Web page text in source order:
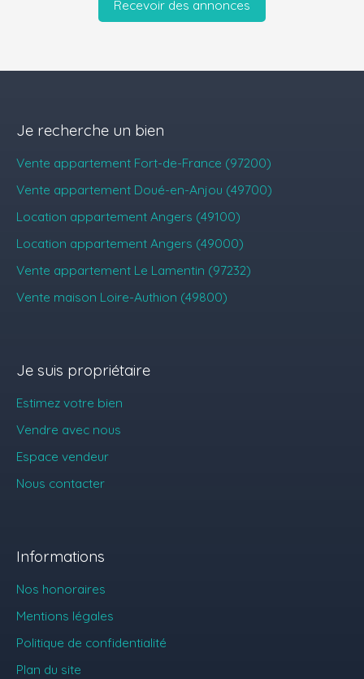
Recevoir des annonces
Je recherche un bien
Vente appartement Fort-de-France (97200)
Vente appartement Doué-en-Anjou (49700)
Location appartement Angers (49100)
Location appartement Angers (49000)
Vente appartement Le Lamentin (97232)
Vente maison Loire-Authion (49800)
Je suis propriétaire
Estimez votre bien
Vendre avec nous
Espace vendeur
Nous contacter
Informations
Nos honoraires
Mentions légales
Politique de confidentialité
Plan du site